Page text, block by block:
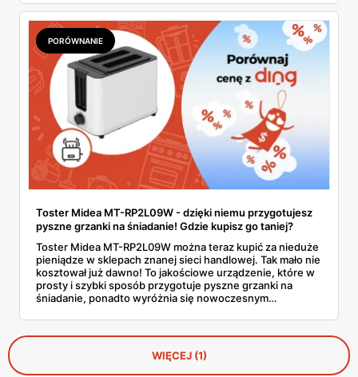
PORÓWNANIE
Toster Midea MT-RP2L09W - dzięki niemu przygotujesz
pyszne grzanki na śniadanie! Gdzie kupisz go taniej?
Toster Midea MT-RP2L09W można teraz kupić za nieduże
pieniądze w sklepach znanej sieci handlowej. Tak mało nie
kosztował już dawno! To jakościowe urządzenie, które w
prosty i szybki sposób przygotuje pyszne grzanki na
śniadanie, ponadto wyróżnia się nowoczesnym
jak wypadł w naszym porównaniu z innymi modelami.
WIĘCEJ (1)